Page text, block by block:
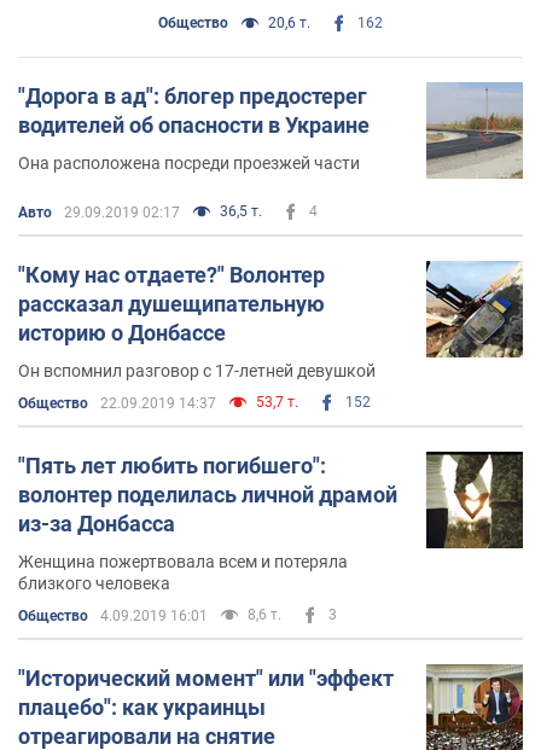
Общество 20,6 т. 162
"Дорога в ад": блогер предостерег
водителей об опасности в Украине
Она расположена посреди проезжей части
Авто 29.09.2019 02:17 36,5 т. 4
"Кому нас отдаете?" Волонтер
рассказал душещипательную
историю о Донбассе
Он вспомнил разговор с 17-летней девушкой
Общество 22.09.2019 14:37 53,7 т. 152
"Пять лет любить погибшего":
волонтер поделилась личной драмой
из-за Донбасса
Женщина пожертвовала всем и потеряла
близкого человека
Общество 4.09.2019 16:01 8,6 т. 3
"Исторический момент" или "эффект
плацебо": как украинцы
отреагировали на снятие